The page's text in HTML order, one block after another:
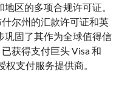
区的多项合规许可证。
尔州的汇款许可证和英
巩固了其作为全球值得信
获得支付巨头 Visa 和
支付服务提供商。